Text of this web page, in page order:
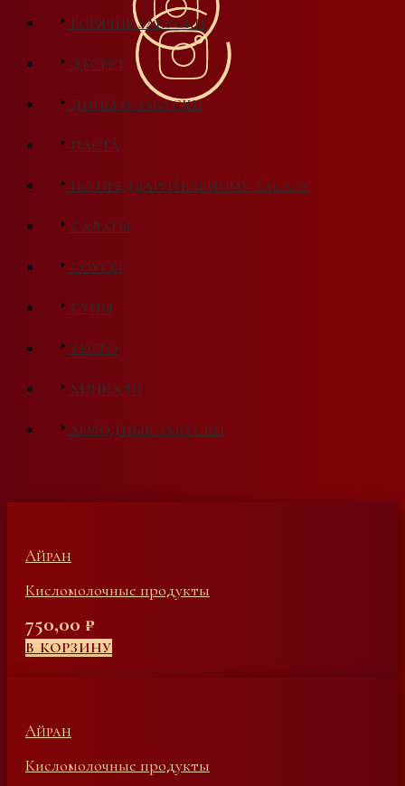
ГОРЯЧИЕ ЗАКУСКИ
ДЕСЕРТ
ДИПЫ И ЗАКУСКИ
ПАСТА
ПО ПРЕДВАРИТЕЛЬНОМУ ЗАКАЗУ
САЛАТЫ
СОУСЫ
СУПЫ
ТЕСТО
ХИНКАЛИ
ХОЛОДНЫЕ ЗАКУСКИ
Айран
Кисломолочные продукты
750,00 ₽
В КОРЗИНУ
Айран
Кисломолочные продукты